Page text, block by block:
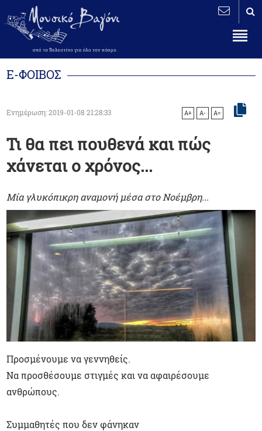
Ε-ΦΟΙΒΟΣ
Ενημέρωση: 2019-01-08 21:28:33 A+ A- A=
Τι θα πει πουθενά και πώς
χάνεται ο χρόνος...
Μία γλυκόπικρη αναμονή μέσα στο Νοέμβρη...
Προσμένουμε να γεννηθείς.
Να προσθέσουμε στιγμές και να αφαιρέσουμε
ανθρώπους.
Συμμαθητές που δεν φάνηκαν